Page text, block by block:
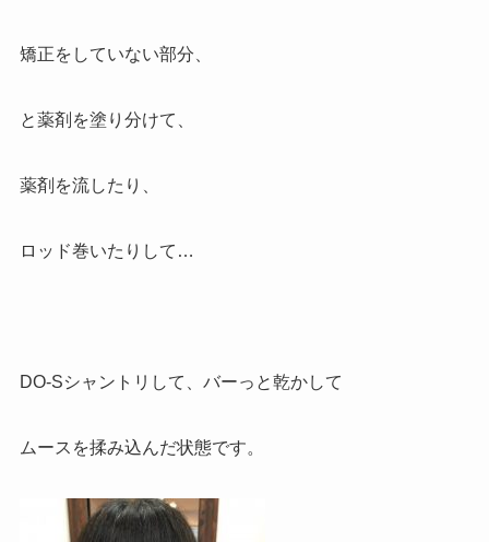
矯正をしていない部分、
と薬剤を塗り分けて、
薬剤を流したり、
ロッド巻いたりして…
DO-Sシャントリして、バーっと乾かして
ムースを揉み込んだ状態です。